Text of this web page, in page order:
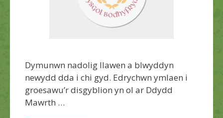
Dymunwn nadolig llawen a blwyddyn
newydd dda i chi gyd. Edrychwn ymlaen i
groesawu’r disgyblion yn ol ar Ddydd
Mawrth …